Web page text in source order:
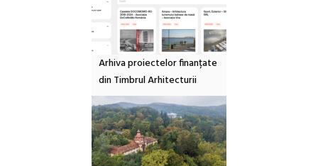
Arhiva proiectelor finanțate
din Timbrul Arhitecturii